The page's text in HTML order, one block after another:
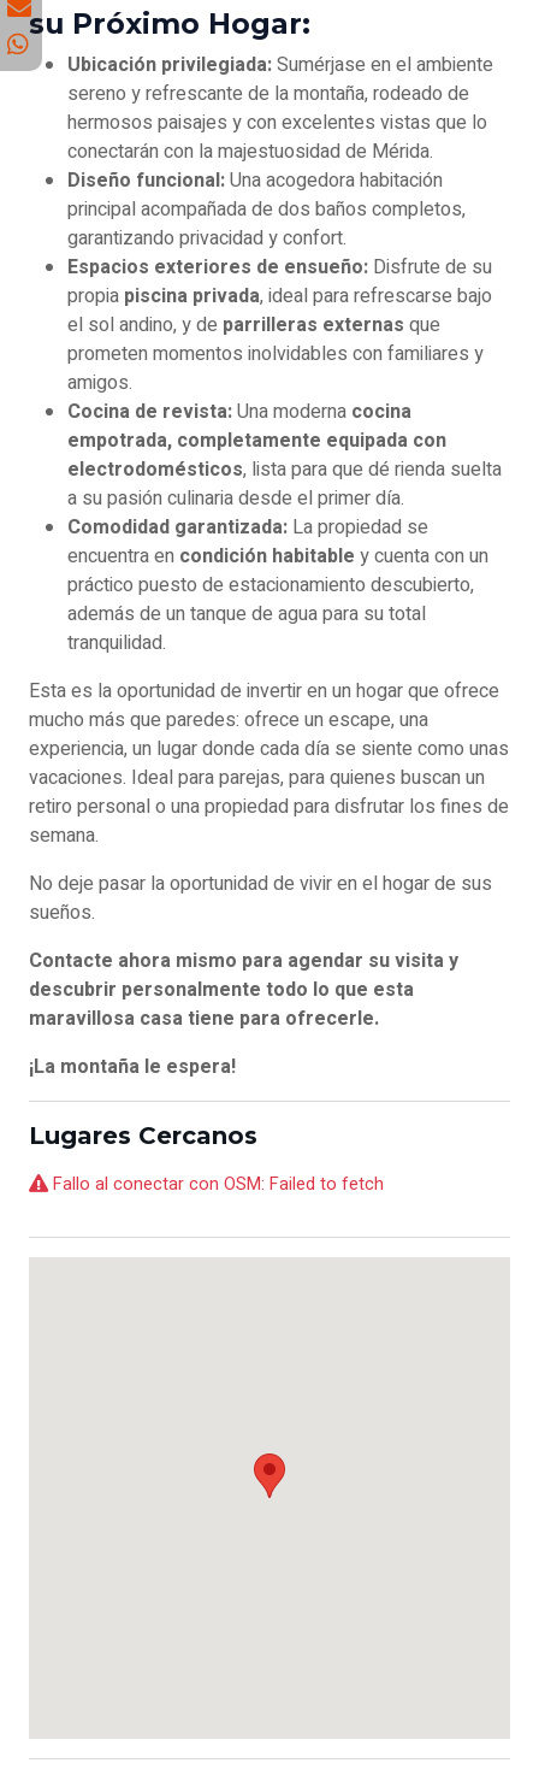
su Próximo Hogar:
Ubicación privilegiada:Sumérjase en el ambiente
sereno y refrescante de la montaña, rodeado de
hermosos paisajes y con excelentes vistas que lo
conectarán con la majestuosidad de Mérida.
Diseño funcional:Una acogedora habitación
principal acompañada de dos baños completos,
garantizando privacidad y confort.
Espacios exteriores de ensueño: Disfrute de su
propia piscina privada, ideal para refrescarse bajo
el sol andino, y de parrilleras externas que
prometen momentos inolvidables con familiares y
amigos.
Cocina de revista:Una moderna cocina
empotrada, completamente equipada con
electrodomésticos, lista para que dé rienda suelta
a su pasión culinaria desde el primer día.
Comodidad garantizada: La propiedad se
encuentra en condición habitable y cuenta con un
práctico puesto de estacionamiento descubierto,
además de un tanque de agua para su total
tranquilidad.
Esta es la oportunidad de invertir en un hogar que ofrece
mucho más que paredes: ofrece un escape, una
experiencia, un lugar donde cada día se siente como unas
vacaciones. Ideal para parejas, para quienes buscan un
retiro personal o una propiedad para disfrutar los fines de
semana.
No deje pasar la oportunidad de vivir en el hogar de sus
sueños.
Contacte ahora mismo para agendar su visita y
descubrir personalmente todo lo que esta
maravillosa casa tiene para ofrecerle.
¡La montaña le espera!
Lugares Cercanos
Fallo al conectar con OSM: Failed to fetch